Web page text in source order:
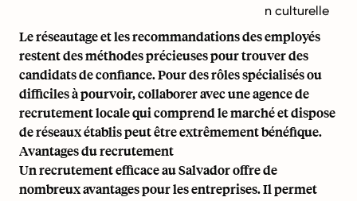
n culturelle
Le réseautage et les recommandations des employés
restent des méthodes précieuses pour trouver des
candidats de confiance. Pour des rôles spécialisés ou
difficiles à pourvoir, collaborer avec une agence de
recrutement locale qui comprend le marché et dispose
de réseaux établis peut être extrêmement bénéfique.
Avantages du recrutement
Un recrutement efficace au Salvador offre de
nombreux avantages pour les entreprises. Il permet